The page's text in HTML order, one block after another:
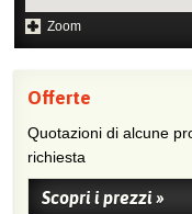
Zoom
Offerte
Quotazioni di alcune
richiesta
Scopri i prezzi »